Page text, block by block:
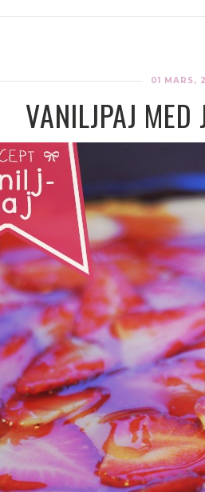
01 MARS,
VANILJPAJ MED